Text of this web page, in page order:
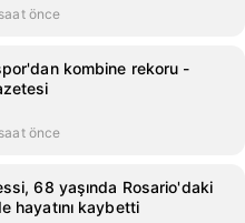
önce
kombine rekoru -
önce
68 yaşında Rosario'daki
hayatını kaybetti